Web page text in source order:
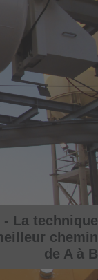
La technique
chemin
de A à B